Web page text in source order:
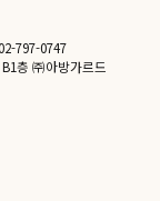
797-0747
층 ㈜아방가르드